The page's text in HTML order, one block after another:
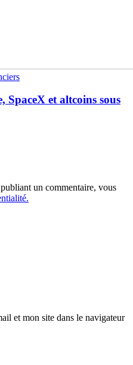
SpaceX et altcoins sous
un commentaire, vous
et mon site dans le navigateur